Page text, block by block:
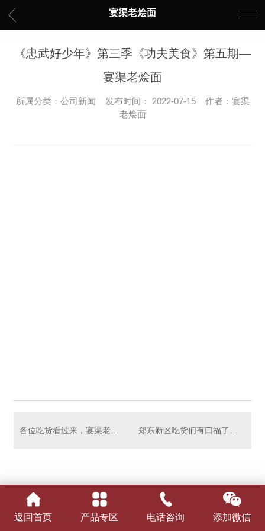
宴渠老烩面
《忠武好少年》第三季《功夫美食》第五期—
宴渠老烩面
所属分类：公司新闻 发布时间： 2022-07-15 作者：宴渠
老烩面
返回首页 产品专区 电话咨询 添加微信